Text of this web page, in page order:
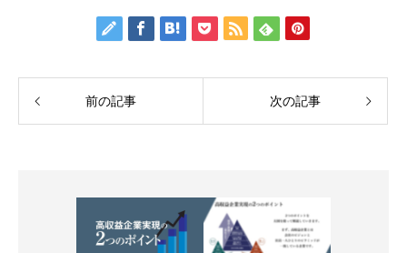
前の記事 次の記事